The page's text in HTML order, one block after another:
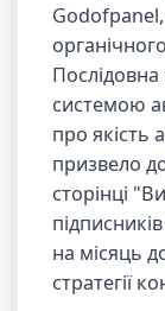
системою
про якість
призвело
сторінці
на місяць
стратегії